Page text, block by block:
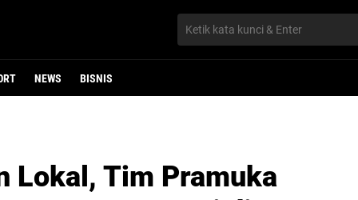
NEWS BISNIS
Lokal, Tim Pramuka